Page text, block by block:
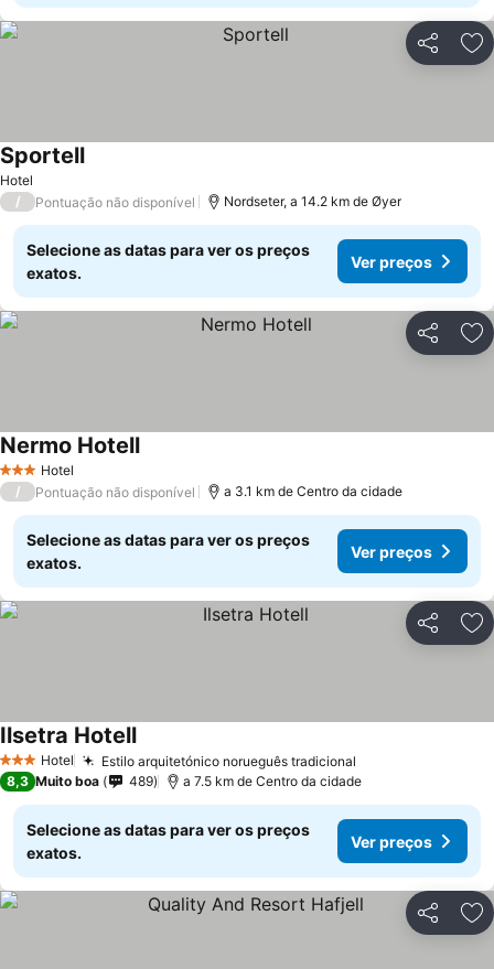
Partilhar
Hotel
Sportell
/ Pontuação não disponível Nordseter, a 14.2 km de Øyer
Selecione as datas para ver os preços
exatos.
Ver preços
Partilhar
3 EstrelasHotel
Nermo Hotell
/ Pontuação não disponível a 3.1 km de Centro da cidade
Selecione as datas para ver os preços
exatos.
Ver preços
Partilhar
3 EstrelasHotel Estilo arquitetónico norueguês tradicional
Ilsetra Hotell
8,3 Muito boa 489 a 7.5 km de Centro da cidade
Selecione as datas para ver os preços
exatos.
Ver preços
Partilhar